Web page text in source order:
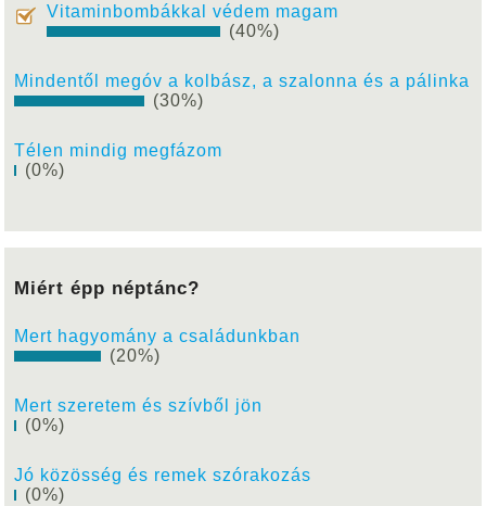
Vitaminbombákkal védem magam
(40%)
Mindentől megóv a kolbász, a szalonna és a pálinka
(30%)
Télen mindig megfázom
(0%)
Miért épp néptánc?
Mert hagyomány a családunkban
(20%)
Mert szeretem és szívből jön
(0%)
Jó közösség és remek szórakozás
(0%)